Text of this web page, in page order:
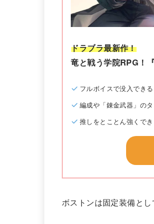
ドラブラ最新作！
竜と戦う学院RPG！
フルボイスで没入でき
編成や「錬金武器」の
推しをとことん強くで
ボストンは固定装備とし